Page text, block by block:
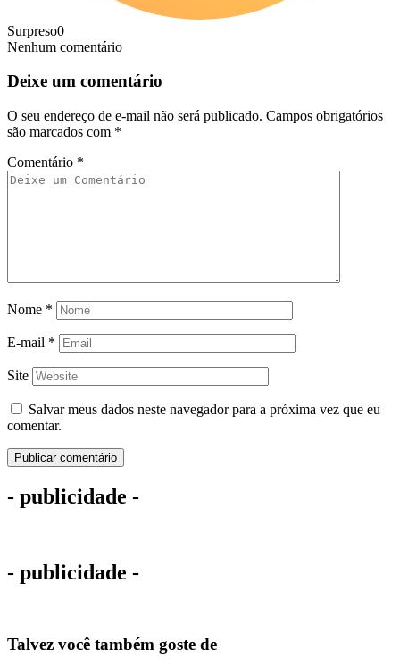
Surpreso0
Nenhum comentário
Deixe um comentário
O seu endereço de e-mail não será publicado. Campos obrigatórios
são marcados com *
Comentário *
Nome *
E-mail *
Site
Salvar meus dados neste navegador para a próxima vez que eu
comentar.
- publicidade -
- publicidade -
Talvez você também goste de